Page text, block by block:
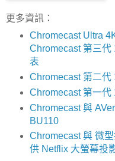
更多資訊：
Chromecast Ultra
Chromecast 第三代
表
Chromecast 第二代
Chromecast 第一代
Chromecast 與
BU110
Chromecast 與 微
供 Netflix 大螢幕投